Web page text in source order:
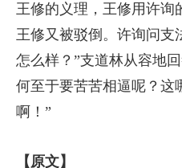
王修的义理，王修用许询
王修又被驳倒。许询问支
怎么样？”支道林从容地
何至于要苦苦相逼呢？这
啊！”
【原文】